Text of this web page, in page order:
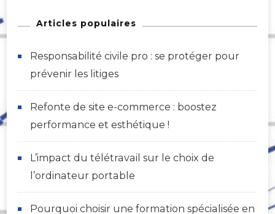
Articles populaires
Responsabilité civile pro : se protéger pour
prévenir les litiges
Refonte de site e-commerce : boostez
performance et esthétique !
L’impact du télétravail sur le choix de
l’ordinateur portable
Pourquoi choisir une formation spécialisée en